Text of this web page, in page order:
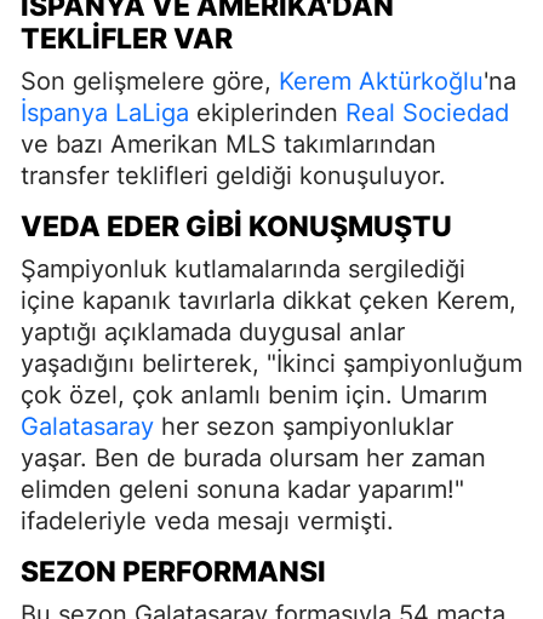
TEKLIFLER VAR
Son gelişmelere göre, Kerem Aktürkoğlu'na
İspanya LaLiga ekiplerinden Real Sociedad
ve bazı Amerikan MLS takımlarından
transfer teklifleri geldiği konuşuluyor.
VEDA EDER GIBI KONUŞMUŞTU
Şampiyonluk kutlamalarında sergilediği
içine kapanık tavırlarla dikkat çeken Kerem,
yaptığı açıklamada duygusal anlar
yaşadığını belirterek, "İkinci şampiyonluğum
çok özel, çok anlamlı benim için. Umarım
Galatasaray her sezon şampiyonluklar
yaşar. Ben de burada olursam her zaman
elimden geleni sonuna kadar yaparım!"
ifadeleriyle veda mesajı vermişti.
SEZON PERFORMANSI